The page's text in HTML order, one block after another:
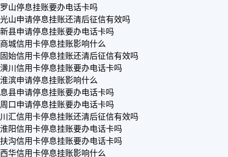
罗山停息挂账要办电话卡吗
光山申请停息挂账还清后征信有效吗
新县申请停息挂账要办电话卡吗
商城信用卡停息挂账影响什么
固始信用卡停息挂账还清后征信有效吗
潢川信用卡停息挂账要办电话卡吗
淮滨申请停息挂账影响什么
息县申请停息挂账要办电话卡吗
周口申请停息挂账要办电话卡吗
川汇信用卡停息挂账还清后征信有效吗
淮阳信用卡停息挂账要办电话卡吗
扶沟信用卡停息挂账要办电话卡吗
西华信用卡停息挂账影响什么